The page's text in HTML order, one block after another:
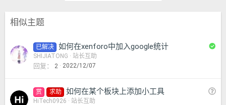
相似主题
已解决 如何在xenforo中加入google统计
SHIJIATONG 站长互助
回复 2 2022/12/07
问
赏 求助 如何在某个板块上添加小工具
HiTech0926 站长互助